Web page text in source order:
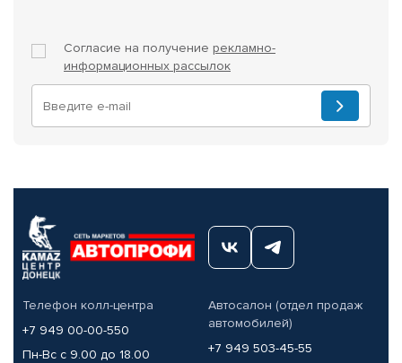
Согласие на получение рекламно-
информационных рассылок
Телефон колл-центра
+7 949 00-00-550
Пн-Вс с 9.00 до 18.00
Автосалон (отдел продаж
автомобилей)
+7 949 503-45-55